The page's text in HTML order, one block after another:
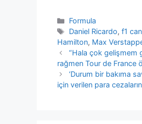
Categories
Formula
Tags
Daniel Ricardo,f1
Hamilton, Max
“Hala çok gelişmem
rağmen Tour de France
‘Durum bir bakıma
için verilen para